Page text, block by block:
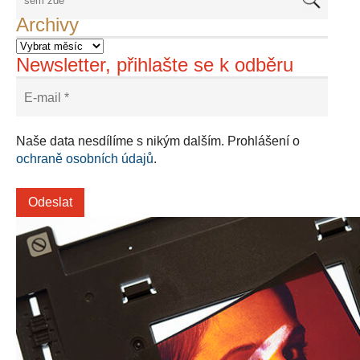
Archivy
Newsletter, přihlašte se k odběru
Naše data nesdílíme s nikým dalším. Prohlášení o
ochraně osobních údajů.